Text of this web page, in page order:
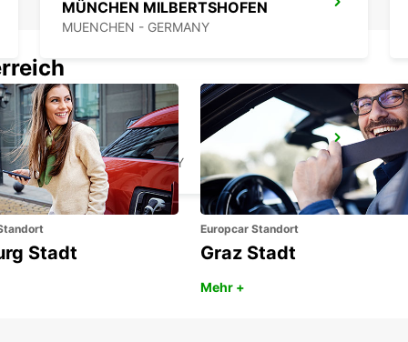
MÜNCHEN MILBERTSHOFEN
MUENCHEN - GERMANY
ERDING
ERDING - GERMANY
Stadt
Europcar Standort
Graz Stadt
Mehr +